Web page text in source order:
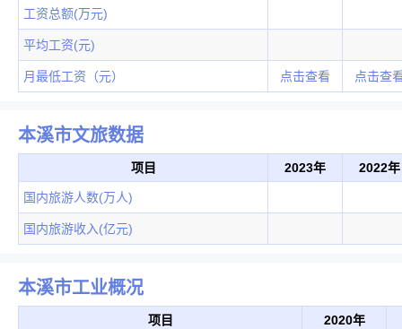
工资总额(万元)
平均工资(元)
月最低工资（元） 点击查看 点击查
本溪市文旅数据
项目 2023年 2022年
国内旅游人数(万人)
国内旅游收入(亿元)
本溪市工业概况
项目 2020年